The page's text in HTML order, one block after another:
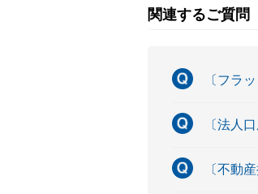
関連するご質問
〔フラ
〔法人
〔不動